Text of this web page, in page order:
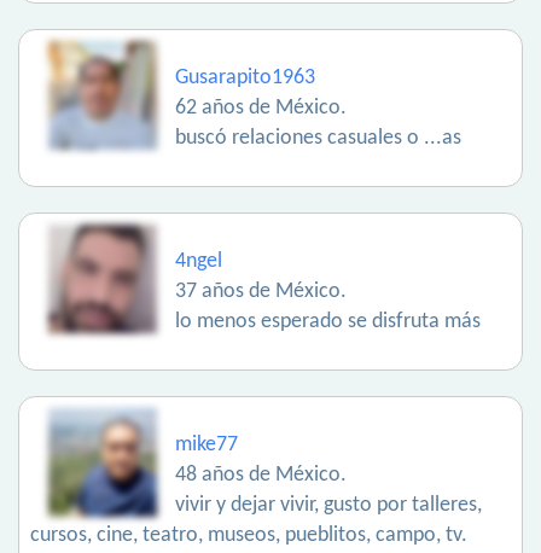
Gusarapito1963
62 años de México.
buscó relaciones casuales o ...as
4ngel
37 años de México.
lo menos esperado se disfruta más
mike77
48 años de México.
vivir y dejar vivir, gusto por talleres,
cursos, cine, teatro, museos, pueblitos, campo, tv.